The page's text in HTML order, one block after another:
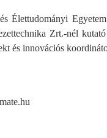
Élettudományi
Zrt.-nél
és innovációs